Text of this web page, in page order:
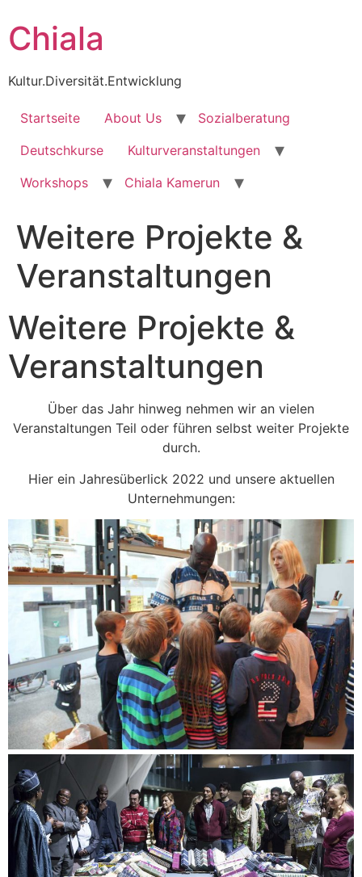
Inhalt
wechseln
Chiala
Kultur.Diversität.Entwicklung
Startseite About Us
Sozialberatung
Deutschkurse
Kulturveranstaltungen
Workshops
Chiala Kamerun
Weitere Projekte &
Veranstaltungen
Weitere Projekte &
Veranstaltungen
Über das Jahr hinweg nehmen wir an vielen
Veranstaltungen Teil oder führen selbst weiter Projekte
durch.
Hier ein Jahresüberlick 2022 und unsere aktuellen
Unternehmungen: